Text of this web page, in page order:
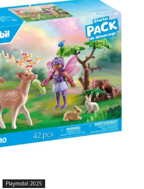
Playmobil 2025